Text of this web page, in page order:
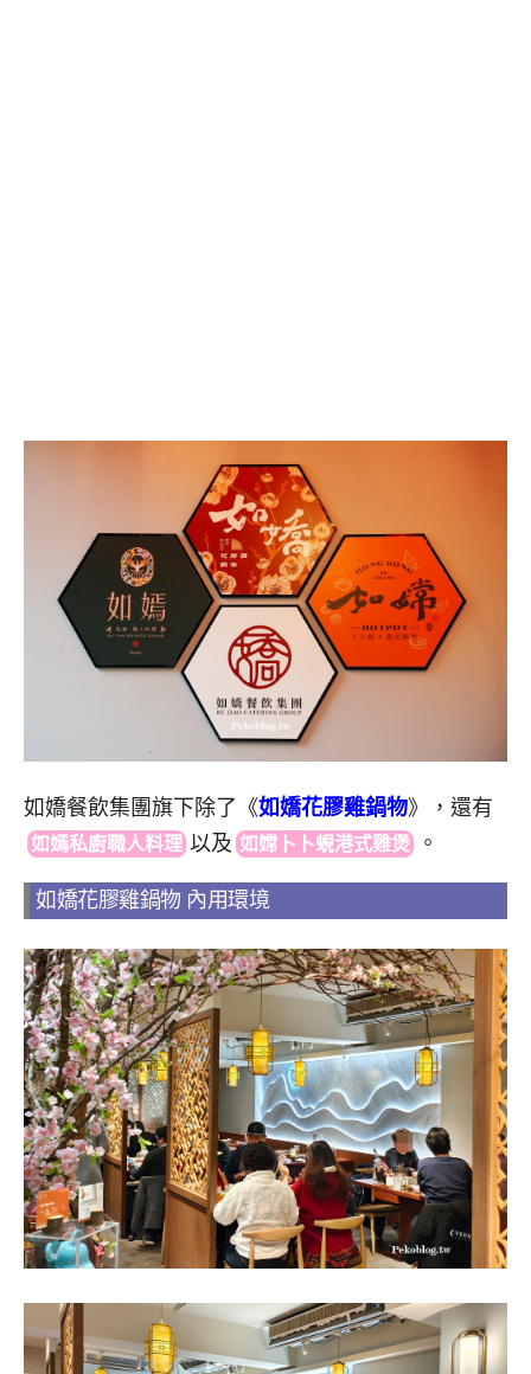
如嬌餐飲集團旗下除了《如嬌花膠雞鍋物》，還有
如嫣私廚職人料理 以及 如嫦卜卜蜆港式雞煲 。
如嬌花膠雞鍋物 內用環境